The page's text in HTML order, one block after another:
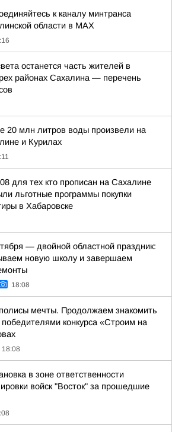
к каналу минтранса
области в MAX
останется часть жителей в
районах Сахалина — перечень
20 млн литров воды произвели на
и Курилах
для тех кто прописан на Сахалине
льготные программы покупки
в Хабаровске
— двойной областной праздник:
новую школу и завершаем
18:08
мечты. Продолжаем знакомить
победителями конкурса «Строим на
18:08
в зоне ответственности
войск "Восток" за прошедшие